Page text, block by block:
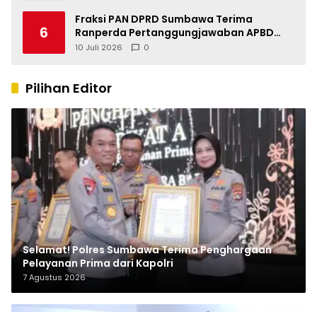
6
Fraksi PAN DPRD Sumbawa Terima
Ranperda Pertanggungjawaban APBD
2025, Soroti SILPA Rp201,68 Miliar dan
10 Juli 2026 0
Pilihan Editor
Selamat! Polres Sumbawa Terima Penghargaan
Pelayanan Prima dari Kapolri
7 Agustus 2026